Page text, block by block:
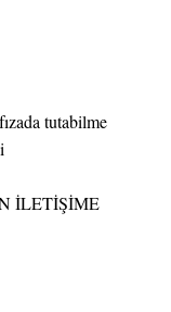
tutabilme
İLETİŞİME